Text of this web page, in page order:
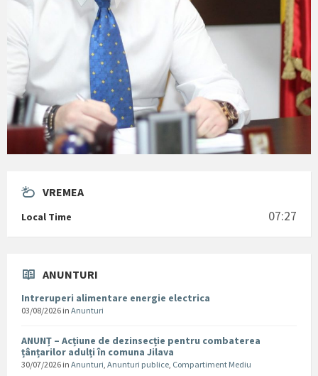
VREMEA
Local Time 07:27
ANUNTURI
Intreruperi alimentare energie electrica
03/08/2026 in Anunturi
ANUNȚ – Acțiune de dezinsecție pentru combaterea
țânțarilor adulți în comuna Jilava
30/07/2026 in Anunturi, Anunturi publice, Compartiment Mediu